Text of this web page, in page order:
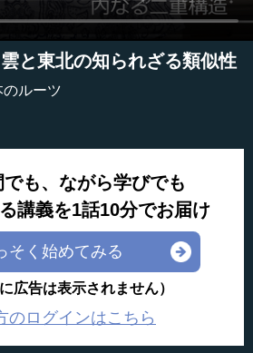
と東北の知られざる類似性
ルーツ
も、ながら学びでも
講義を1話10分でお届け
そく始めてみる
広告は表示されません）
のログインはこちら